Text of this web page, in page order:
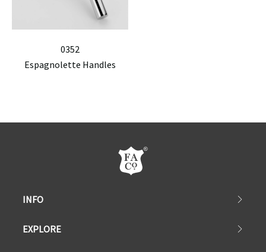
0352
Espagnolette Handles
INFO
EXPLORE